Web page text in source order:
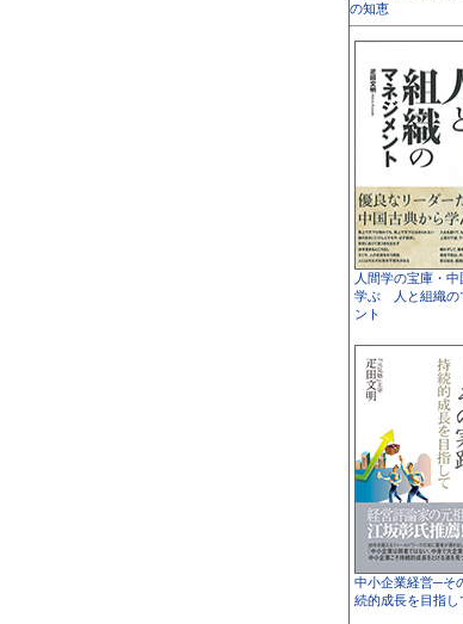
の知恵
人間学の宝庫・中
学ぶ 人と組織の
ント
中小企業経営─そ
続的成長を目指し